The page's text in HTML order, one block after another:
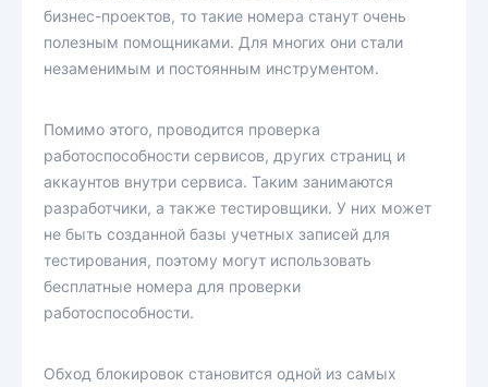
бизнес-проектов, то такие номера станут очень
полезным помощниками. Для многих они стали
незаменимым и постоянным инструментом.
Помимо этого, проводится проверка
работоспособности сервисов, других страниц и
аккаунтов внутри сервиса. Таким занимаются
разработчики, а также тестировщики. У них может
не быть созданной базы учетных записей для
тестирования, поэтому могут использовать
бесплатные номера для проверки
работоспособности.
Обход блокировок становится одной из самых